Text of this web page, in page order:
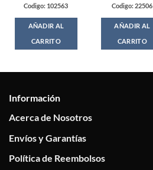
Codigo: 102563
AÑADIR AL
CARRITO
Codigo: 22506
AÑADIR AL
CARRITO
Información
Acerca de Nosotros
Envíos y Garantías
Política de Reembolsos